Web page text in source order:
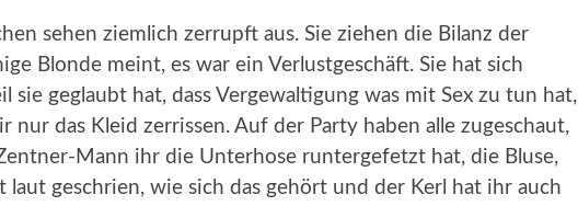
sehen ziemlich zerrupft aus. Sie ziehen die Bilanz der
Blonde meint, es war ein Verlustgeschäft. Sie hat sich
sie geglaubt hat, dass Vergewaltigung was mit Sex zu tun hat,
nur das Kleid zerrissen. Auf der Party haben alle zugeschaut,
Mann ihr die Unterhose runtergefetzt hat, die Bluse,
laut geschrien, wie sich das gehört und der Kerl hat ihr auch